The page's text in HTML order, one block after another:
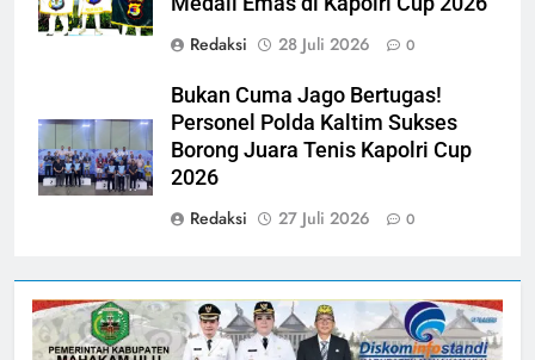
Redaksi
28 Juli 2026 0
Bukan Cuma Jago Bertugas!
Personel Polda Kaltim Sukses
Borong Juara Tenis Kapolri Cup
2026
Redaksi
27 Juli 2026 0